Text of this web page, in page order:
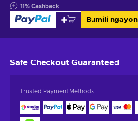
11% Cashback
Bumili ngayon
Safe Checkout Guaranteed
Trusted Payment Methods